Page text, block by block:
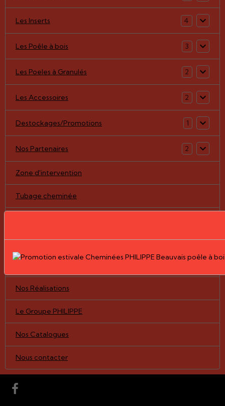
Les Inserts 4
Les Poêle à bois 3
Les Poeles à Granulés 2
Les Accessoires 2
Destockages/Promotions 1
Nos Partenaires 2
Zone d'intervention
Tubage cheminée
Notre boutique en ligne
Nos Réalisations
Le Groupe PHILIPPE
Nos Catalogues
Nous contacter